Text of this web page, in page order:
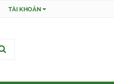
TÀI KHOẢN